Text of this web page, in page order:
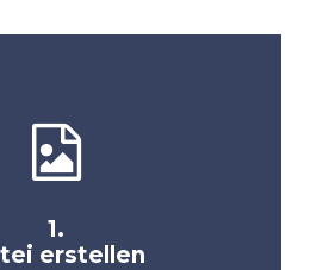
1.
erstellen